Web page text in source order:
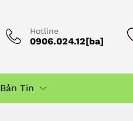
Hotline
0906.024.12[ba]
Bản Tin